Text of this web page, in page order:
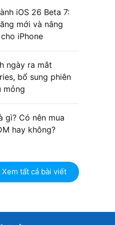
iOS 26 Beta 7:
mới và nâng
iPhone
ngày ra mắt
bổ sung phiên
mỏng
gì? Có nên mua
hay không?
Xem tất cả bài viết